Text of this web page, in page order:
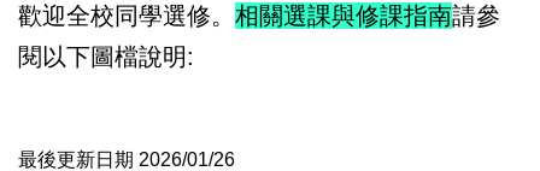
歡迎全校同學選修。 相關選課與修課指南請參
閱以下圖檔說明:
最後更新日期 2026/01/26